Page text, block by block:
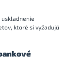
ktoré si vyžadujú